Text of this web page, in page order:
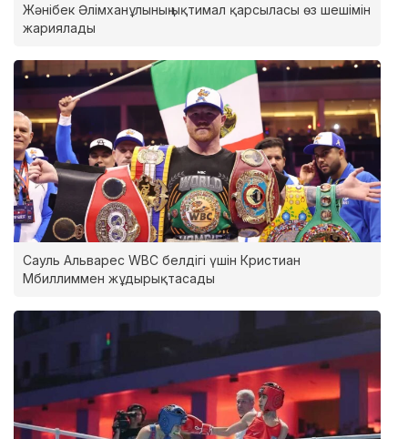
Жәнібек Әлімханұлының ықтимал қарсыласы өз шешімін
жариялады
Сауль Альварес WBC белдігі үшін Кристиан
Мбиллиммен жұдырықтасады